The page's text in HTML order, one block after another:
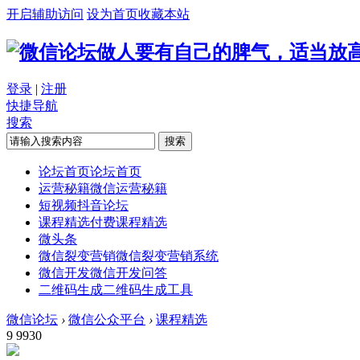
开启辅助访问 设为首页收藏本站
做人要有自己的脾气，适当放
登录 | 注册
快捷导航
搜索
搜索
论坛首页论坛首页
运营秘籍微信运营秘籍
短视频抖音论坛
课程精选付费课程精选
微头条
微信裂变营销微信裂变营销系统
微信开发微信开发问答
二维码生成二维码生成工具
微信论坛 › 微信公众平台 › 课程精选
9 9930